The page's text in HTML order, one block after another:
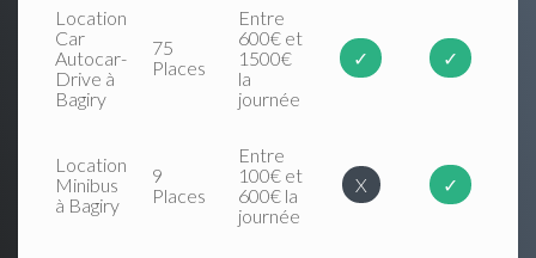
Location
Car
Autocar-
Drive à
Bagiry
75
Places
Entre
600€ et
1500€
la
journée
✓ ✓
Location
Minibus
à Bagiry
9
Places
Entre
100€ et
600€ la
journée
X ✓